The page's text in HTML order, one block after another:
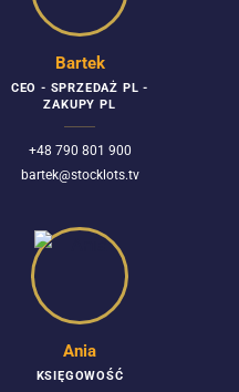
Bartek
CEO - SPRZEDAŻ PL -
ZAKUPY PL
+48 790 801 900
bartek@stocklots.tv
Ania
KSIĘGOWOŚĆ